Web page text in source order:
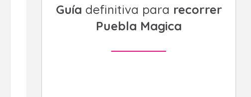
Guía definitiva para recorrer
Puebla Magica